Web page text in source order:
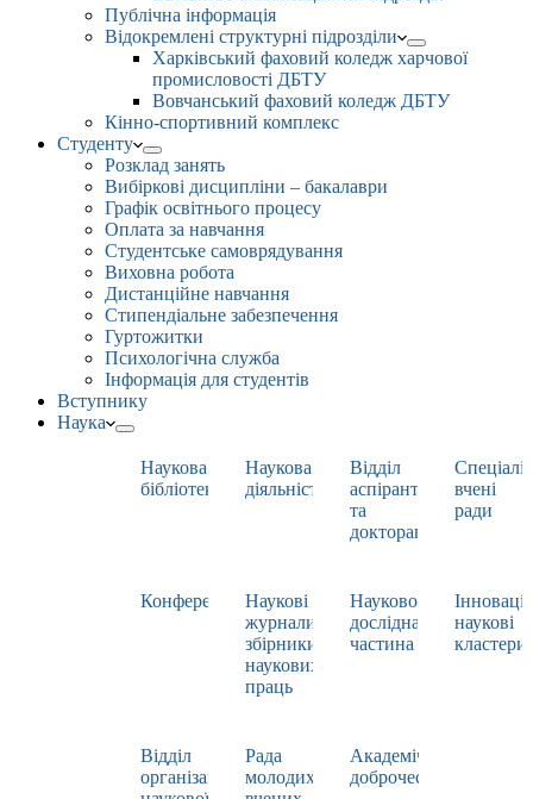
Публічна інформація
Відокремлені структурні підрозділи
Харківський фаховий коледж харчової
промисловості ДБТУ
Вовчанський фаховий коледж ДБТУ
Кінно-спортивний комплекс
Студенту
Розклад занять
Вибіркові дисципліни – бакалаври
Графік освітнього процесу
Оплата за навчання
Студентське самоврядування
Виховна робота
Дистанційне навчання
Стипендіальне забезпечення
Гуртожитки
Психологічна служба
Інформація для студентів
Вступнику
Наука
Наукова
бібліотека
Наукова
діяльність
Відділ
аспірантури
та
докторантури
вчені
ради
Конференції
Наукові
журнали,
збірники
наукових
праць
Науково-
дослідна
частина
наукові
кластери
Відділ
організації
Рада
молодих
Академічна
доброчесність